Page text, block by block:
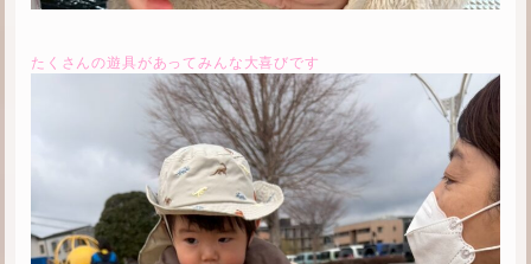
たくさんの遊具があってみんな大喜びです